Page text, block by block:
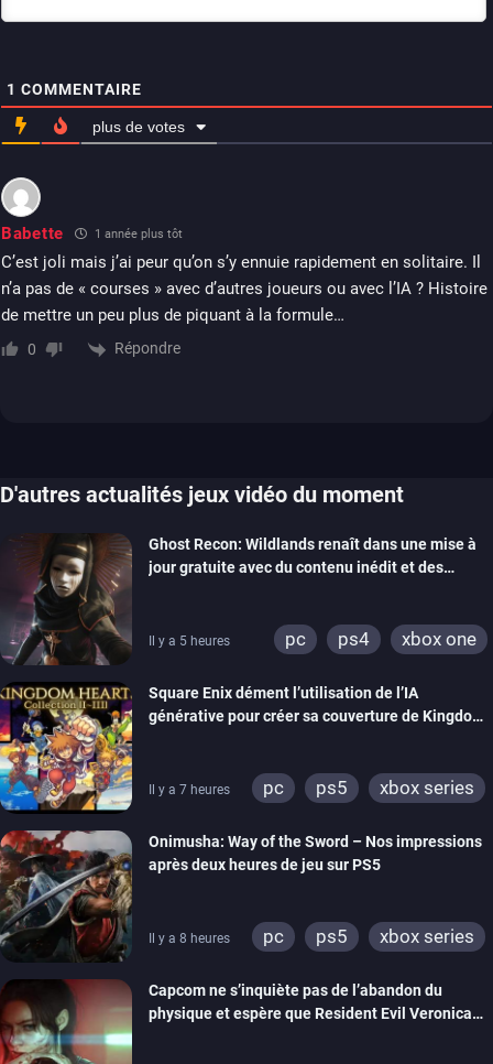
1 COMMENTAIRE
plus de votes
Babette 1 année plus tôt
C’est joli mais j’ai peur qu’on s’y ennuie rapidement en solitaire. Il
n’a pas de « courses » avec d’autres joueurs ou avec l’IA ? Histoire
de mettre un peu plus de piquant à la formule…
0 Répondre
D'autres actualités jeux vidéo du moment
Ghost Recon: Wildlands renaît dans une mise à
jour gratuite avec du contenu inédit et des
Il y a 5 heures pc ps4 xbox one
Square Enix dément l’utilisation de l’IA
générative pour créer sa couverture de Kingdom
Il y a 7 heures pc ps5
xbox series
Onimusha: Way of the Sword – Nos impressions
après deux heures de jeu sur PS5
Il y a 8 heures pc ps5
xbox series
Capcom ne s’inquiète pas de l’abandon du
physique et espère que Resident Evil Veronica